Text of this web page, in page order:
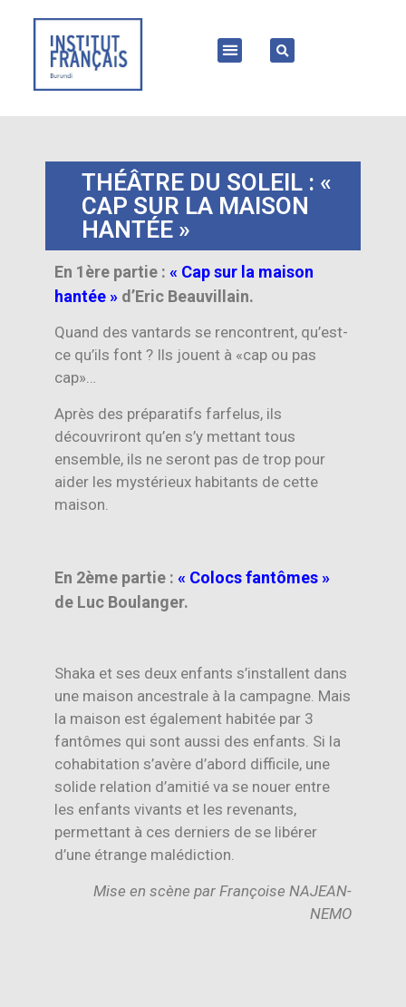
THÉÂTRE DU SOLEIL : «
CAP SUR LA MAISON
HANTÉE »
En 1ère partie : « Cap sur la maison
hantée » d’Eric Beauvillain.
Quand des vantards se rencontrent, qu’est-
ce qu’ils font ? Ils jouent à «cap ou pas
cap»…
Après des préparatifs farfelus, ils
découvriront qu’en s’y mettant tous
ensemble, ils ne seront pas de trop pour
aider les mystérieux habitants de cette
maison.
En 2ème partie : « Colocs fantômes »
de Luc Boulanger.
Shaka et ses deux enfants s’installent dans
une maison ancestrale à la campagne. Mais
la maison est également habitée par 3
fantômes qui sont aussi des enfants. Si la
cohabitation s’avère d’abord difficile, une
solide relation d’amitié va se nouer entre
les enfants vivants et les revenants,
permettant à ces derniers de se libérer
d’une étrange malédiction.
Mise en scène par Françoise NAJEAN-
NEMO